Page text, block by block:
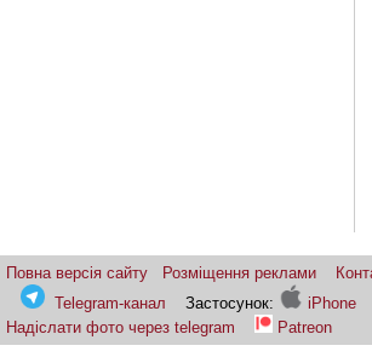
Повна версія сайту Розміщення реклами
Telegram-канал
Застосунок: iPhone
Надіслати фото через telegram
Patreon